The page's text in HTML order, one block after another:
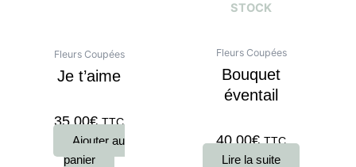
Fleurs Coupées
Je t’aime
35,00€ TTC
Ajouter au
panier
STOCK
Fleurs Coupées
Bouquet
éventail
40,00€ TTC
Lire la suite